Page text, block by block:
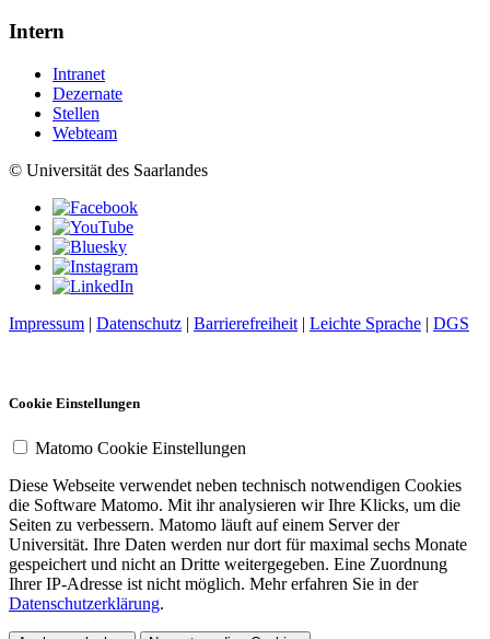
Intern
Intranet
Dezernate
Stellen
Webteam
© Universität des Saarlandes
Impressum | Datenschutz | Barrierefreiheit | Leichte Sprache | DGS
Cookie Einstellungen
Matomo Cookie Einstellungen
Diese Webseite verwendet neben technisch notwendigen Cookies
die Software Matomo. Mit ihr analysieren wir Ihre Klicks, um die
Seiten zu verbessern. Matomo läuft auf einem Server der
Universität. Ihre Daten werden nur dort für maximal sechs Monate
gespeichert und nicht an Dritte weitergegeben. Eine Zuordnung
Ihrer IP-Adresse ist nicht möglich. Mehr erfahren Sie in der
Datenschutzerklärung.